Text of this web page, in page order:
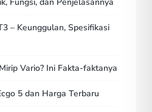
– Keunggulan, Spesifikasi
Vario? Ini Fakta-faktanya
5 dan Harga Terbaru